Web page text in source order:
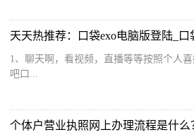
天天热推荐：口袋exo电脑版登陆_口
1、聊天啊，看视频，直播等等按照个人
吧口...